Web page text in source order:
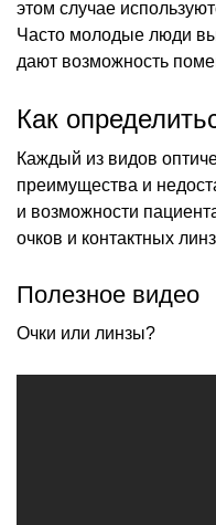
этом случае
Часто молодые люди
дают возможность
Как
Каждый из видов
преимущества и
и возможности
очков и контактных
Полезное видео
Очки или линзы?